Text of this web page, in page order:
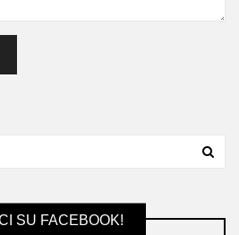
SU FACEBOOK!